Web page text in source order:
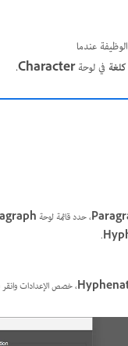
عندما
كلغة في لوحةCharacter
.
، حدد قائمة لوحة
.
، خصص الإعدادات